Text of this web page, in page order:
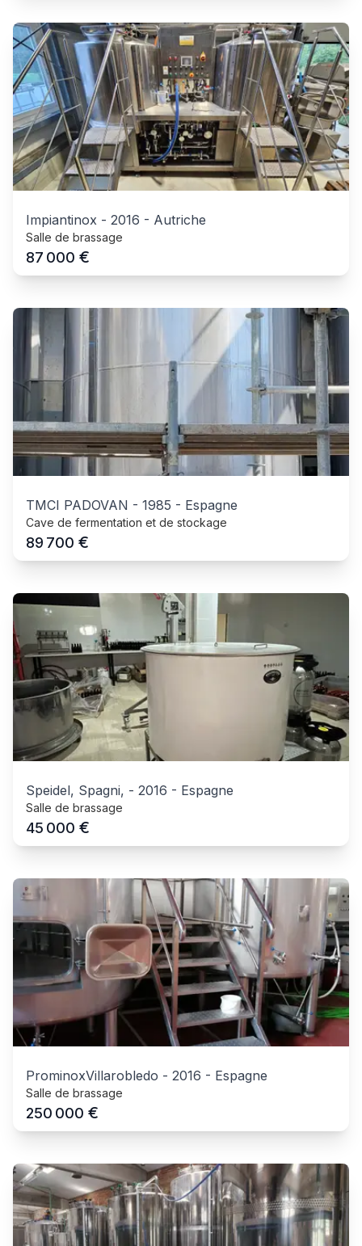
Impiantinox - 2016 - Autriche
Salle de brassage
87 000 €
TMCI PADOVAN - 1985 - Espagne
Cave de fermentation et de stockage
89 700 €
Speidel, Spagni, - 2016 - Espagne
Salle de brassage
45 000 €
ProminoxVillarobledo - 2016 - Espagne
Salle de brassage
250 000 €